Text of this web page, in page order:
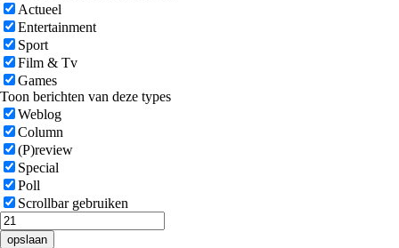
Actueel
Entertainment
Sport
Film & Tv
Games
Toon berichten van deze types
Weblog
Column
(P)review
Special
Poll
Scrollbar gebruiken
opslaan